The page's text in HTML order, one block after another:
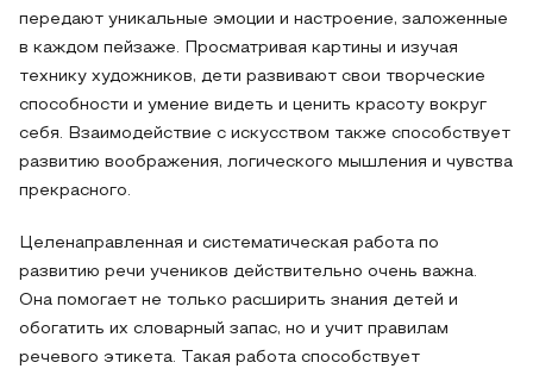
передают уникальные эмоции и настроение, заложенные
в каждом пейзаже. Просматривая картины и изучая
технику художников, дети развивают свои творческие
способности и умение видеть и ценить красоту вокруг
себя. Взаимодействие с искусством также способствует
развитию воображения, логического мышления и чувства
прекрасного.
Целенаправленная и систематическая работа по
развитию речи учеников действительно очень важна.
Она помогает не только расширить знания детей и
обогатить их словарный запас, но и учит правилам
речевого этикета. Такая работа способствует